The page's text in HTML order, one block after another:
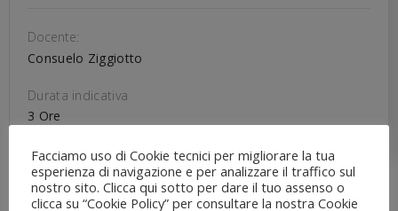
Docente:
Consuelo Ziggiotto
Durata indicativa
3 Ore
Autorizzazione al lavoro straordinario nella giornata in cui
Facciamo uso di Cookie tecnici per migliorare la tua
esperienza di navigazione e per analizzare il traffico sul
nostro sito. Clicca qui sotto per dare il tuo assenso o
clicca su “Cookie Policy” per consultare la nostra Cookie